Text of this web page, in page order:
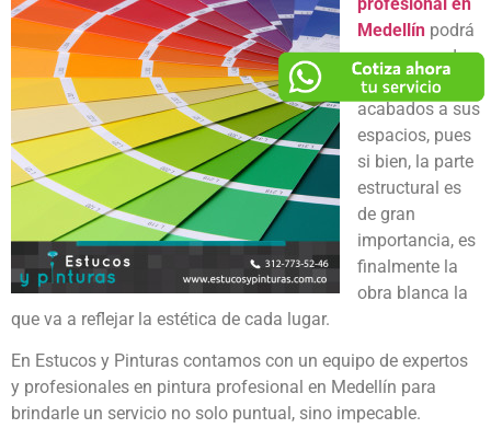
Medellín podrá
asegurarse de
dar los mejores
acabados a sus
espacios, pues
si bien, la parte
estructural es
de gran
importancia, es
finalmente la
obra blanca la
que va a reflejar la estética de cada lugar.
En Estucos y Pinturas contamos con un equipo de expertos
y profesionales en pintura profesional en Medellín para
brindarle un servicio no solo puntual, sino impecable.